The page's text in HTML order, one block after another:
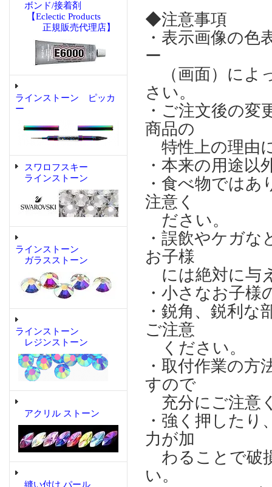
ボンド/接着剤
【Eclectic Products
正規販売代理店】
ラインストーン ピッカ
ー
スワロフスキー
ラインストーン
ラインストーン
ガラスストーン
ラインストーン
レジンストーン
アクリル ストーン
縫い付け パール
◆注意事項
・表示画像の
ー
（画面）によ
さい。
・ご注文後の
商品の
特性上の理由
・本来の用途
・食べ物では
注意く
ださい。
・誤飲やケガ
お子様
には絶対に与
・小さなお子
・鋭角、鋭利
ご注意
ください。
・取付作業の
すので
充分にご注意
・強く押した
力が加
わることで破
い。